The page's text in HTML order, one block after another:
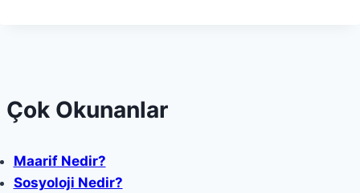
Çok Okunanlar
Maarif Nedir?
Sosyoloji Nedir?